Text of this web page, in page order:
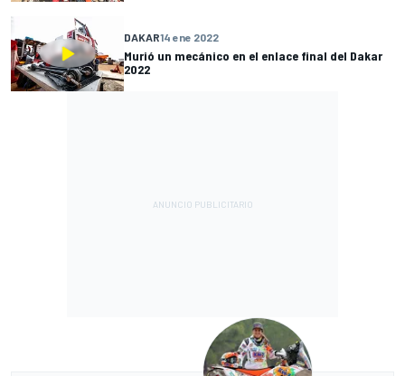
DAKAR14 ene 2022
Murió un mecánico en el enlace final del Dakar
2022